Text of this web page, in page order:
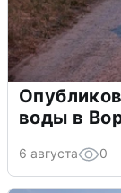
воды в
6 августа 0